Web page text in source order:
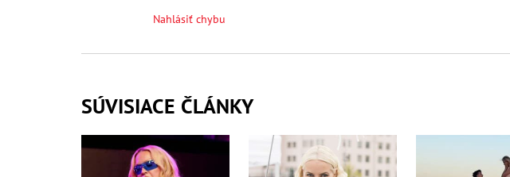
Nahlásiť chybu
SÚVISIACE ČLÁNKY